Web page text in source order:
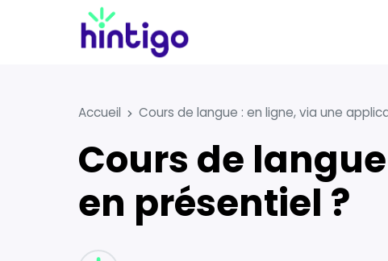
Accueil Cours de langue : en ligne, via une
Cours de langue : en ligne, via une application ou
en présentiel ?